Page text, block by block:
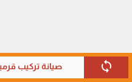
sync صيانة تركيب